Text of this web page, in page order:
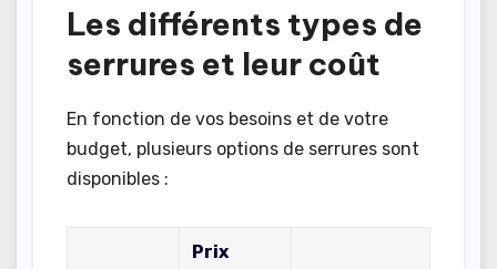
Les différents types de
serrures et leur coût
En fonction de vos besoins et de votre
budget, plusieurs options de serrures sont
disponibles :
Prix